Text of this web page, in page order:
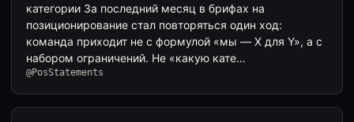
категории За последний месяц в брифах на
позиционирование стал повторяться один ход:
команда приходит не с формулой «мы — X для Y», а с
набором ограничений. Не «какую кате…
@PosStatements